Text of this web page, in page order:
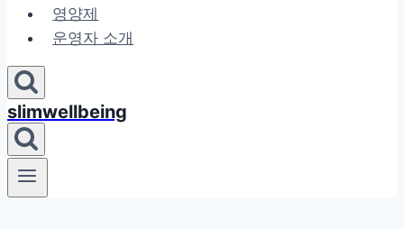
영양제
운영자 소개
slimwellbeing